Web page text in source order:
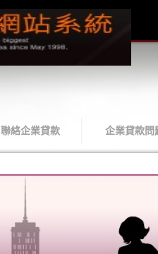
聯絡企業貸款 企業貸款問